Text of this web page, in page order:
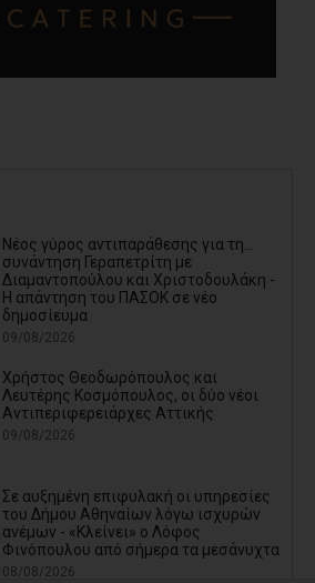
Νέος γύρος αντιπαράθεσης για τη...
συνάντηση Γεραπετρίτη με
Διαμαντοπούλου και Χριστοδουλάκη -
Η απάντηση του ΠΑΣΟΚ σε νέο
δημοσίευμα
09/08/2026
Χρήστος Θεοδωρόπουλος και
Λευτέρης Κοσμόπουλος, οι δύο νέοι
Αντιπεριφερειάρχες Αττικής
09/08/2026
Σε αυξημένη επιφυλακή οι υπηρεσίες
του Δήμου Αθηναίων λόγω ισχυρών
ανέμων - «Κλείνει» ο Λόφος
Φινόπουλου από σήμερα τα μεσάνυχτα
08/08/2026